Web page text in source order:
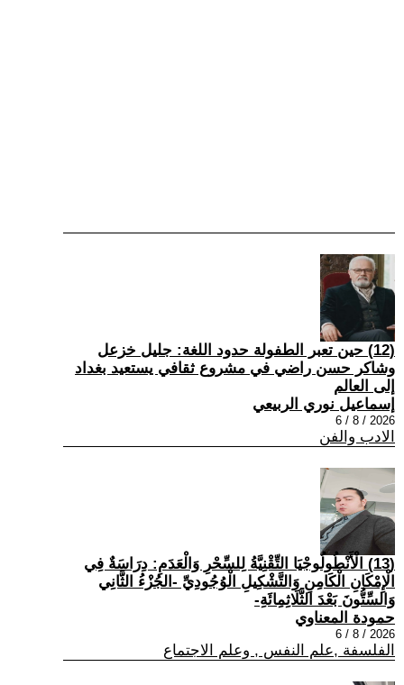
(12) حين تعبر الطفولة حدود اللغة: جليل خزعل
وشاكر حسن راضي في مشروع ثقافي يستعيد بغداد
إلى العالم
إسماعيل نوري الربيعي
2026 / 8 / 6
الادب والفن
(13) الْأَنْطُولُوجْيَا التِّقْنِيَّةُ لِلسِّحْرِ وَالْعَدَمِ: دِرَاسَةٌ فِي
الْإِمْكَانِ الْكَامِنِ وَالتَّشْكِيلِ الْوُجُودِيِّ -الجُزْءُ الثَّانِي
وَالسِّتُّونَ بَعْدَ الثَّلَاثِمِائَةِ-
حمودة المعناوي
2026 / 8 / 6
الفلسفة ,علم النفس , وعلم الاجتماع